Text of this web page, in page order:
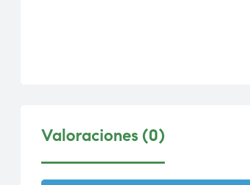
Valoraciones (0)